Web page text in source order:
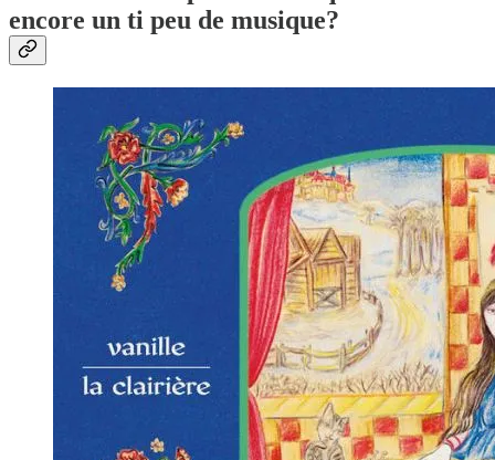
encore un ti peu de musique?